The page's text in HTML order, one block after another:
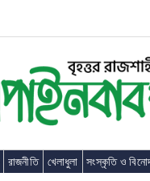
রাজনীতি খেলাধুলা সংস্কৃতি ও